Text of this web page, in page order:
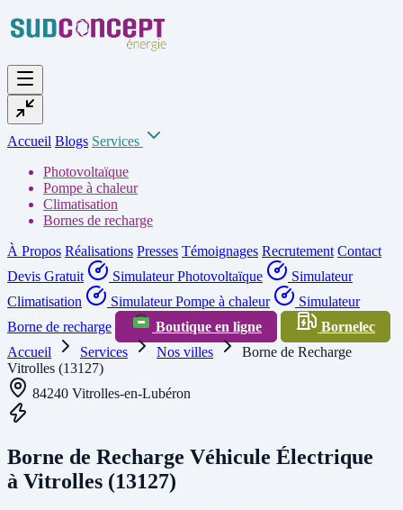
Accueil Blogs Services
Photovoltaïque
Pompe à chaleur
Climatisation
Bornes de recharge
À Propos Réalisations Presses Témoignages Recrutement Contact
Devis Gratuit
Simulateur Photovoltaïque
Simulateur
Climatisation
Simulateur Pompe à chaleur
Simulateur
Borne de recharge
Boutique en ligne
Bornelec
Accueil
Services Nos villes
Borne de Recharge
Vitrolles (13127)
84240 Vitrolles-en-Lubéron
Borne de Recharge Véhicule Électrique
à Vitrolles (13127)